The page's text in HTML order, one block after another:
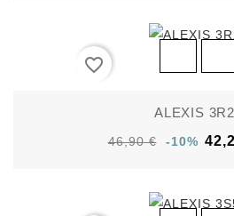
favorite_border
ALEXIS
46,90 € -10%